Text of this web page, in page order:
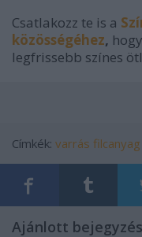
Csatlakozz te is a
közösségéhez,
legfrissebb színes
Címkék: varrás filcanyag
Ajánlott